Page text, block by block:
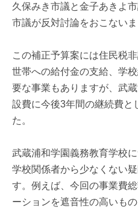
久保みき市議と金子あきよ
市議が反対討論をおこないま
この補正予算案には住民税
世帯への給付金の支給、学
要な事業もありますが、武
設費に今後3年間の継続費と
た。
武蔵浦和学園義務教育学校
学校関係者から少なくない
す。例えば、今回の事業費
ーションを遮音性の高いも